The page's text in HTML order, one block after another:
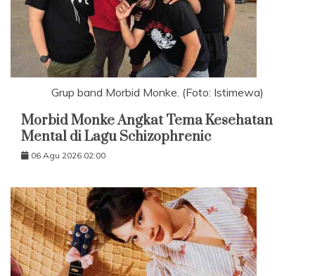
Grup band Morbid Monke. (Foto: Istimewa)
Morbid Monke Angkat Tema Kesehatan
Mental di Lagu Schizophrenic
06 Agu 2026 02:00